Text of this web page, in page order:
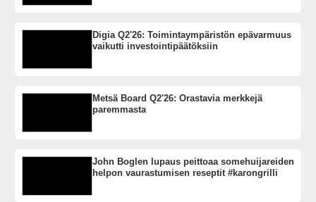
Digia Q2'26: Toimintaympäristön epävarmuus
vaikutti investointipäätöksiin
Metsä Board Q2'26: Orastavia merkkejä
paremmasta
John Boglen lupaus peittoaa somehuijareiden
helpon vaurastumisen reseptit #karongrilli